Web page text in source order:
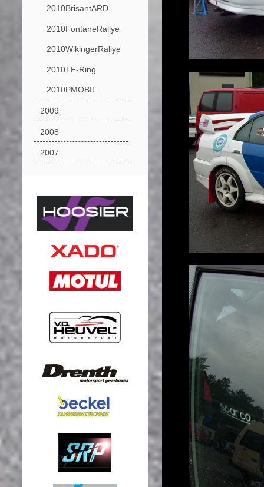
2010BrisantARD
2010FontaneRallye
2010WikingerRallye
2010TF-Ring
2010PMOBIL
2009
2008
2007